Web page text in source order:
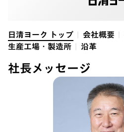
日清ヨーク トップ 会社概要
生産工場・製造所
沿革
社長メッセージ